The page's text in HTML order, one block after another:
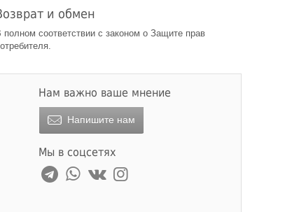
и обмен
полном соответствии с законом о Защите прав
Нам важно ваше мнение
Напишите нам
Мы в соцсетях